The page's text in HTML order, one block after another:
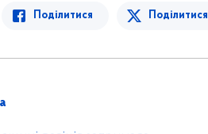
Поділитися Поділитися